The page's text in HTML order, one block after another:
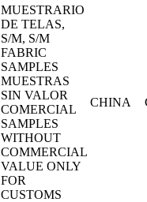
MUESTRARIO
DE TELAS,
S/M, S/M
FABRIC
SAMPLES
MUESTRAS
SIN VALOR
COMERCIAL
SAMPLES
WITHOUT
COMMERCIAL
VALUE ONLY
FOR
CUSTOMS
CHINA